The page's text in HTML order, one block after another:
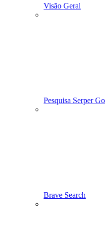
Visão Geral
Pesquisa Serper
Brave Search